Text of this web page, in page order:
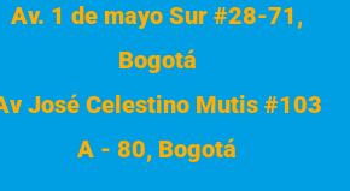
Av. 1 de mayo Sur #28-71,
Bogotá
José Celestino Mutis #103
A - 80, Bogotá